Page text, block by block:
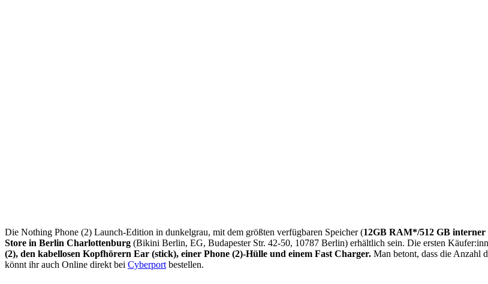
Die Nothing Phone (2) Launch-Edition in dunkelgrau, mit dem größten verfügbaren Speicher (12GB RAM*/512 GB interner
Store in Berlin Charlottenburg (Bikini Berlin, EG, Budapester Str. 42-50, 10787 Berlin) erhältlich sein. Die ersten
(2), den kabellosen Kopfhörern Ear (stick), einer Phone (2)-Hülle und einem Fast Charger. Man betont, dass die Anzahl
könnt ihr auch Online direkt bei Cyberport bestellen.